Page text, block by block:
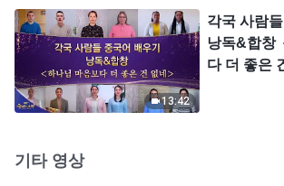
13:42
각국 사람들
낭독&합창
다 더 좋은
기타 영상